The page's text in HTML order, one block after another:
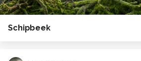
Schipbeek